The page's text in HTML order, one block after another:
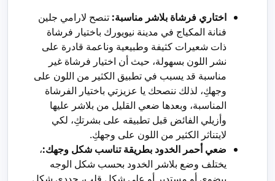
اختاري فرشاة بلاشر مناسبة: تنصح لارامي جلين
فنانة المكياج في مدينة نيويورك باختيار فرشاة
ذات شعيرات كثيفة وطبيعية وناعمة قادرة على
نشر اللون بسهولة، حيث أن اختيار فرشاة غير
مناسبة قد يسبب في تطبيق الكثير من اللون على
وجهكِ، لذلك ننصحك يا عزيزتي باختيار الفرشاة
المناسبة، وبعدها ضعي القليل من بلاشر عليها
وأزيلي الفائض قبل تطبيقه على بشرتكِ، لكي
لايتناثر الكثير من اللون على وجهكِ.
ضعي أحمر الخدود بطريقة تناسب شكل وجهك:،
يختلف وضع بلاشر الخدود بحسب شكل الوجه